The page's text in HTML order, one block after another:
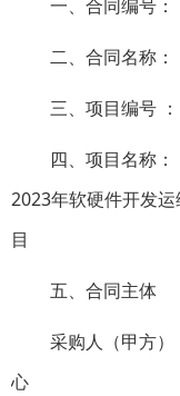
一、合同编号：
二、合同名称：
三、项目编号 ：
四、项目名称：
2023年软硬件开发
五、合同主体
采购人（甲方）